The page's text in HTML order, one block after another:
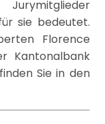
sie bedeutet.
Florence
Kantonalbank
Sie in den